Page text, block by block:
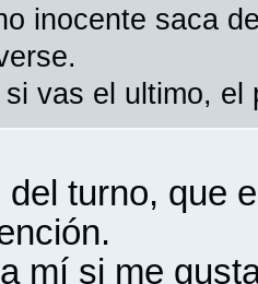
inocente saca
vas el ultimo, el
del turno, que
mí si me